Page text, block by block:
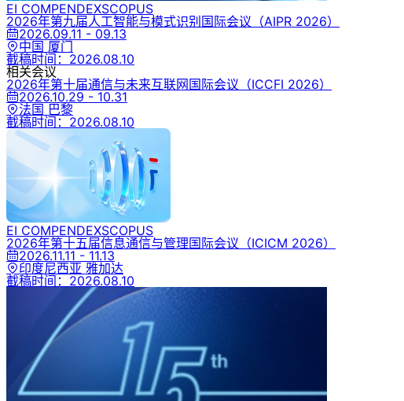
EI COMPENDEXSCOPUS
2026年第九届人工智能与模式识别国际会议 （AIPR 2026）
2026.09.11 - 09.13
中国 厦门
截稿时间： 2026.08.10
相关会议
2026年第十届通信与未来互联网国际会议 （ICCFI 2026）
2026.10.29 - 10.31
法国 巴黎
截稿时间： 2026.08.10
EI COMPENDEXSCOPUS
2026年第十五届信息通信与管理国际会议 （ICICM 2026）
2026.11.11 - 11.13
印度尼西亚 雅加达
截稿时间： 2026.08.10